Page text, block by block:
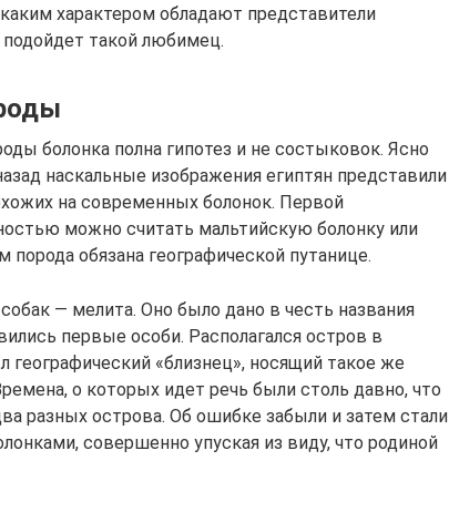
характером обладают представители
такой любимец.
болонка полна гипотез и не состыковок. Ясно
наскальные изображения египтян представили
на современных болонок. Первой
можно считать мальтийскую болонку или
обязана географической путанице.
— мелита. Оно было дано в честь названия
первые особи. Располагался остров в
«близнец», носящий такое же
о которых идет речь были столь давно, что
разных острова. Об ошибке забыли и затем стали
совершенно упуская из виду, что родиной